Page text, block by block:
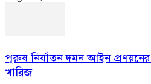
পুরুষ নির্যাতন দমন আইন প্রণয়নের
খারিজ